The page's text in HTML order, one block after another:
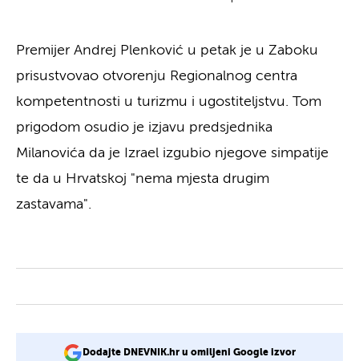
Premijer Andrej Plenković u petak je u Zaboku
prisustvovao otvorenju Regionalnog centra
kompetentnosti u turizmu i ugostiteljstvu. Tom
prigodom osudio je izjavu predsjednika
Milanovića da je Izrael izgubio njegove simpatije
te da u Hrvatskoj "nema mjesta drugim
zastavama".
Dodajte DNEVNIK.hr u omiljeni Google izvor